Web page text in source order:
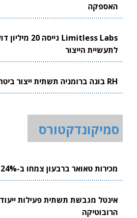
האספקה
לתעשיית הייצור
RH בונה ברומניה תשתית ייצור ביטחוני ישראלית
סמיקונדקטורס
מכירות טאואר ברבעון צמחו ב-24%
אינטל מגבשת תשתית פעילות
הרובוטיקה